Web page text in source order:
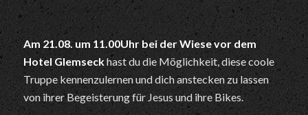
Am 21.08. um 11.00Uhr bei der Wiese vor dem
Hotel Glemseckhast du die Möglichkeit, diese coole
Truppe kennenzulernen und dich anstecken zu lassen
von ihrer Begeisterung für Jesus und ihre Bikes.